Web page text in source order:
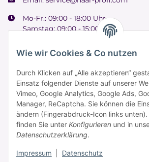
Wie wir Cookies & Co nutzen
Durch Klicken auf „Alle akzeptieren“
Einsatz folgender Dienste auf unserer
Vimeo, Google Analytics, Google Ads,
Manager, ReCaptcha. Sie können die
ändern (Fingerabdruck-Icon links unten).
finden Sie unter Konfigurieren und in
Datenschutzerklärung.
Impressum Datenschutz
Mo-Fr.: 09:00 - 18:00 Uhr
Samstag: 09:00 - 15:00 Uhr
Informationen
Zahlung & Versand